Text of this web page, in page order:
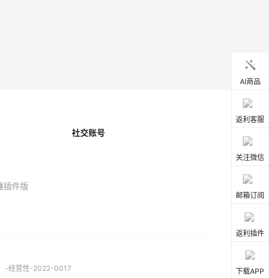
AI商品
返利客服
关注微信
邮箱订阅
返利插件
下载APP
插件版
社交账号
-经营性-2022-0017